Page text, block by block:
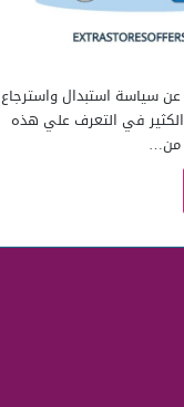
عن سياسة استبدال واسترجاع
في التعرف علي هذه
من…